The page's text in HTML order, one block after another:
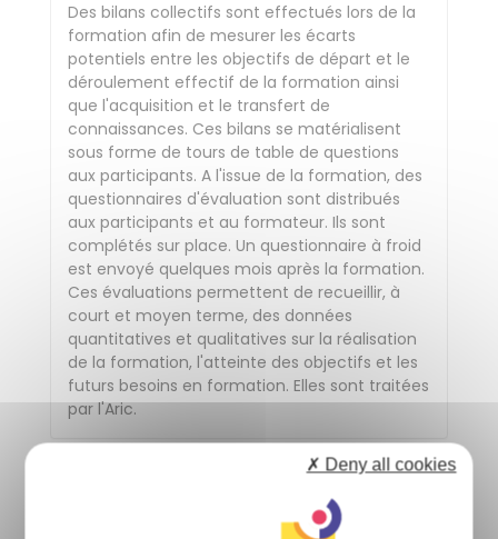
Des bilans collectifs sont effectués lors de la
formation afin de mesurer les écarts
potentiels entre les objectifs de départ et le
déroulement effectif de la formation ainsi
que l'acquisition et le transfert de
connaissances. Ces bilans se matérialisent
sous forme de tours de table de questions
aux participants. A l'issue de la formation, des
questionnaires d'évaluation sont distribués
aux participants et au formateur. Ils sont
complétés sur place. Un questionnaire à froid
est envoyé quelques mois après la formation.
Ces évaluations permettent de recueillir, à
court et moyen terme, des données
quantitatives et qualitatives sur la réalisation
de la formation, l'atteinte des objectifs et les
futurs besoins en formation. Elles sont traitées
par l'Aric.
✗ Deny all cookies